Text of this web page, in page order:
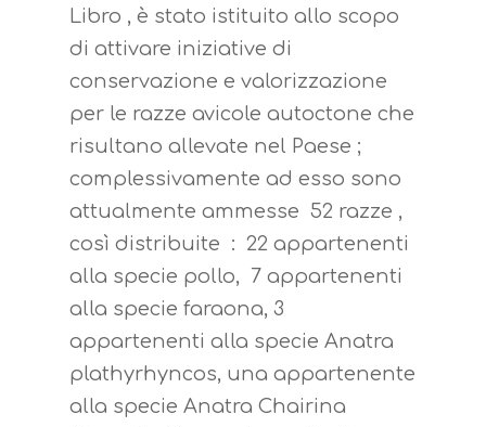
Libro , è stato istituito allo scopo
di attivare iniziative di
conservazione e valorizzazione
per le razze avicole autoctone che
risultano allevate nel Paese ;
complessivamente ad esso sono
attualmente ammesse 52 razze ,
così distribuite : 22 appartenenti
alla specie pollo, 7 appartenenti
alla specie faraona, 3
appartenenti alla specie Anatra
plathyrhyncos, una appartenente
alla specie Anatra Chairina